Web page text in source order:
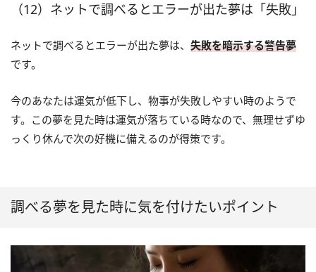
（12）ネットで調べるとエラーが出た夢は「失敗」
ネットで調べるとエラーが出た夢は、 失敗を暗示する警告夢
です。
今のあなたは運気が低下し、物事が失敗しやすい時のようで
す。この夢を見た時は運気が落ちている時なので、無理せずゆ
っくり休んで次の好機に備えるのが得策です。
調べる夢を見た時に気を付けたいポイント